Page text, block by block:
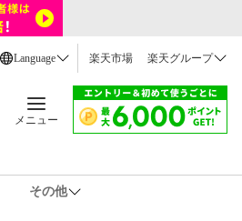
Language 楽天市場 楽天グループ
メニュー
その他